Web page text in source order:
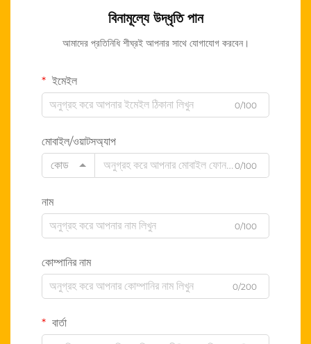
বিনামূল্যে উদ্ধৃতি পান
আমাদের প্রতিনিধি শীঘ্রই আপনার সাথে যোগাযোগ করবেন।
ইমেইল
0/100
মোবাইল/ওয়াটসঅ্যাপ
কোড
0/100
নাম
0/100
কোম্পানির নাম
0/200
বার্তা